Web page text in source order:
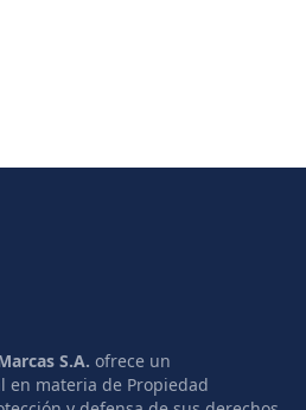
S.A. ofrece un
en materia de Propiedad